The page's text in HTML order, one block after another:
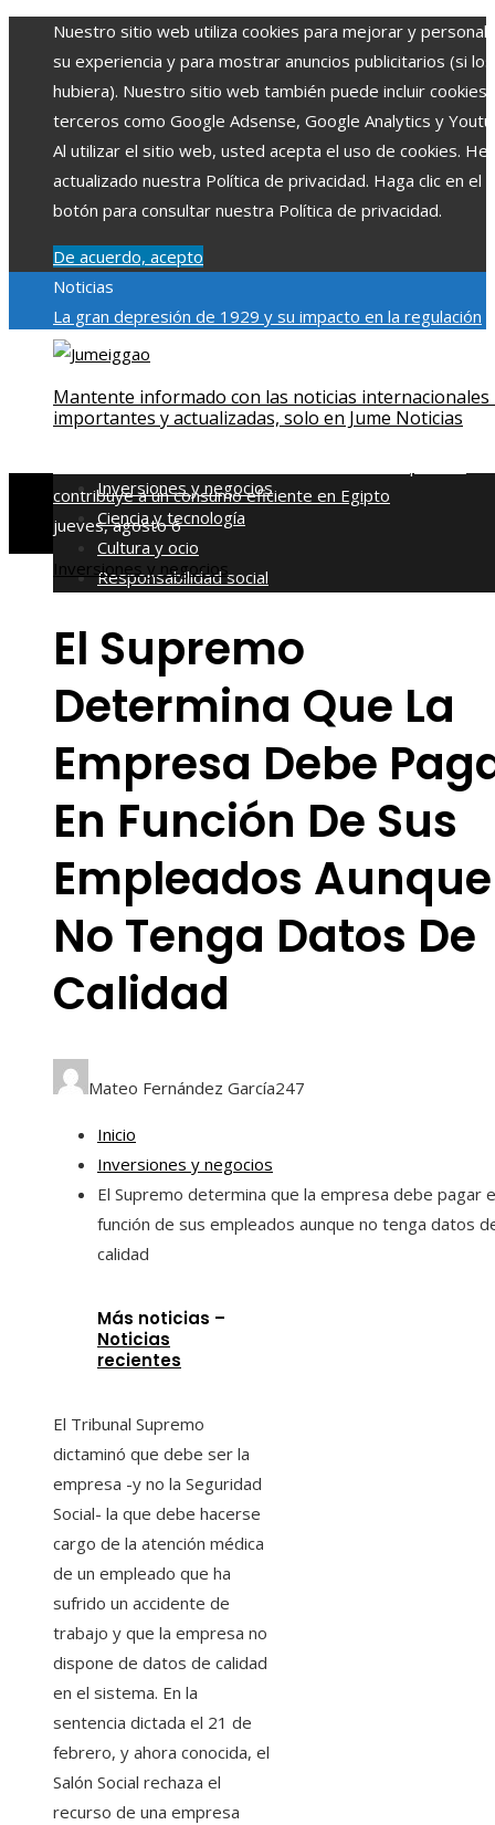
Nuestro sitio web utiliza cookies para mejorar y
su experiencia y para mostrar anuncios publicitarios (si los
hubiera). Nuestro sitio web también puede incluir cookies
terceros como Google Adsense, Google Analytics y
Al utilizar el sitio web, usted acepta el uso de cookies.
actualizado nuestra Política de privacidad. Haga clic en el
botón para consultar nuestra Política de privacidad.
De acuerdo, acepto
Noticias
La gran depresión de 1929 y su impacto en la regulación
bancariaLas 15 exploraciones espaciales que ampliaron
individuales más grandes y su impacto en la ciencia y
tecnología
Modelos de desarrollo sostenible basados en
contribuye a un consumo eficiente en Egipto
jueves, agosto 6
Mantente informado con las noticias internacionales
importantes y actualizadas, solo en Jume Noticias
Inversiones y negocios
Ciencia y tecnología
Cultura y ocio
Responsabilidad social
Inversiones y negocios
El Supremo
Determina Que La
Empresa Debe
En Función De Sus
Empleados Aunque
No Tenga Datos De
Calidad
Mateo Fernández García247
Inicio
Inversiones y negocios
El Supremo determina que la empresa debe pagar
función de sus empleados aunque no tenga datos
calidad
Más noticias –
Noticias
recientes
El Tribunal Supremo
dictaminó que debe ser la
empresa -y no la Seguridad
Social- la que debe hacerse
cargo de la atención médica
de un empleado que ha
sufrido un accidente de
trabajo y que la empresa no
dispone de datos de calidad
en el sistema. En la
sentencia dictada el 21 de
febrero, y ahora conocida, el
Salón Social rechaza el
recurso de una empresa